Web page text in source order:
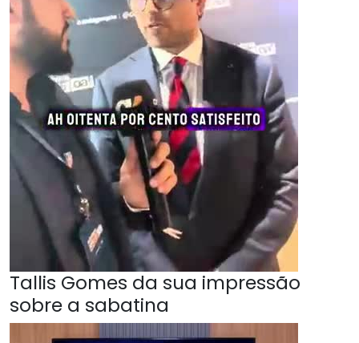
Tallis Gomes da sua impressão
sobre a sabatina